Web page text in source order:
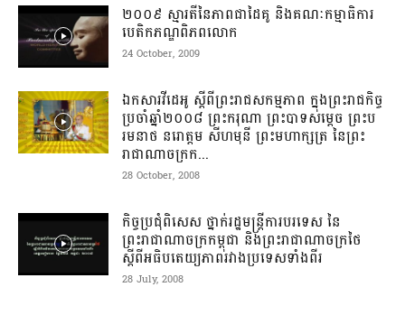
២០០៩ ស្មារតី​នៃភាព​ជាដៃគូ និងគណៈកម្មាធិការ​
បេតិកភណ្ឌ​ពិភពលោក
24 October, 2009
ឯកសារវីដេអូ ស្តីពីព្រះរាជសកម្មភាព ក្នុងព្រះរាជកិច្ច
ប្រចាំឆ្នាំ២០០៨ ព្រះករុណា ព្រះបាទសម្តេច ព្រះប
រមនាថ នរោត្តម សីហមុនី ព្រះមហាក្សត្រ នៃព្រះ
រាជាណាចក្រក...
28 October, 2008
កិច្ចប្រជុំពិសេស​ ថ្នាក់រដ្ឋមន្រ្តីការបរទេស​ នៃ
ព្រះរាជាណាចក្រកម្ពុជា និងព្រះរាជាណាចក្រថៃ
ស្តីពី​អធិបតេយ្យ​ភាព​រវាង​ប្រទេសទាំងពីរ​
28 July, 2008